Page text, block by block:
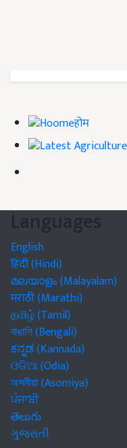
होम
Languages
English
हिंदी (Hindi)
മലയാളം (Malayalam)
मराठी (Marathi)
தமிழ் (Tamil)
বাঙালি (Bengali)
ಕನ್ನಡ (Kannada)
ଓଡିଆ (Odia)
অসমীয়া (Asomiya)
ਪੰਜਾਬੀ
తెలుగు
ગુજરાતી